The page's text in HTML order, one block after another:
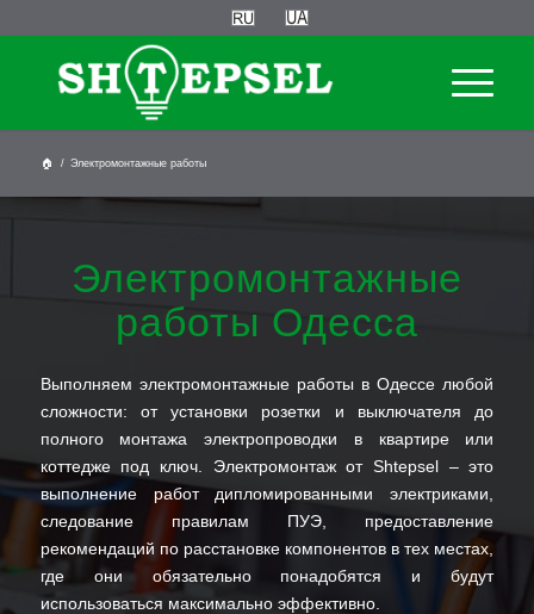
🏠 / Электромонтажные работы
Электромонтажные
работы Одесса
Выполняем электромонтажные работы в Одессе любой
сложности: от установки розетки и выключателя до
полного монтажа электропроводки в квартире или
коттедже под ключ. Электромонтаж от Shtepsel – это
выполнение работ дипломированными электриками,
следование правилам ПУЭ, предоставление
рекомендаций по расстановке компонентов в тех местах,
где они обязательно понадобятся и будут
использоваться максимально эффективно.